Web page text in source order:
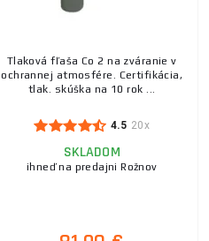
Tlaková fľaša Co 2 na zváranie v
ochrannej atmosfére. Certifikácia,
tlak. skúška na 10 rok ...
4.5 20x
SKLADOM
ihneď na predajni Rožnov